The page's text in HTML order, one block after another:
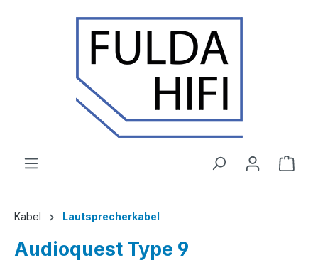
Zum Hauptinhalt springen
Kabel Lautsprecherkabel
Audioquest Type 9